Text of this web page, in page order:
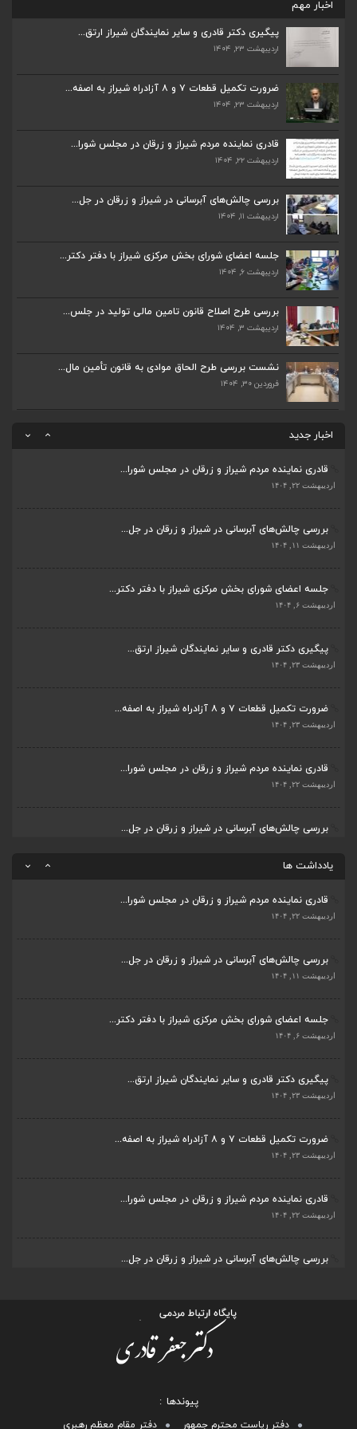
اخبار مهم
پیگیری دکتر قادری و سایر نمایندگان شیراز ارتق...
اردیبهشت ۲۳, ۱۴۰۴
ضرورت تکمیل قطعات ۷ و ۸ آزادراه شیراز به اصفه...
اردیبهشت ۲۳, ۱۴۰۴
قادری نماینده مردم شیراز و زرقان در مجلس شورا...
اردیبهشت ۲۲, ۱۴۰۴
بررسی چالش‌های آبرسانی در شیراز و زرقان در جل...
اردیبهشت ۱۱, ۱۴۰۴
جلسه اعضای شورای بخش مرکزی شیراز با دفتر دکتر...
اردیبهشت ۶, ۱۴۰۴
بررسی طرح اصلاح قانون تامین مالی تولید در جلس...
اردیبهشت ۳, ۱۴۰۴
نشست بررسی طرح الحاق موادی به قانون تأمین مال...
فروردین ۳۰, ۱۴۰۴
اخبار جدید
ضرورت تکمیل قطعات ۷ و ۸ آزادراه شیراز به اصفه...
قادری نماینده مردم شیراز و زرقان در مجلس شورا...
بررسی چالش‌های آبرسانی در شیراز و زرقان در جل...
جلسه اعضای شورای بخش مرکزی شیراز با دفتر دکتر...
اردیبهشت ۶, ۱۴۰۴
پیگیری دکتر قادری و سایر نمایندگان شیراز ارتق...
اردیبهشت ۲۳, ۱۴۰۴
قادری نماینده مردم شیراز و زرقان در مجلس شورا...
اردیبهشت ۲۲, ۱۴۰۴
بررسی چالش‌های آبرسانی در شیراز و زرقان در جل...
اردیبهشت ۱۱, ۱۴۰۴
جلسه اعضای شورای بخش مرکزی شیراز با دفتر دکتر...
اردیبهشت ۶, ۱۴۰۴
پیگیری دکتر قادری و سایر نمایندگان شیراز ارتق...
اردیبهشت ۲۳, ۱۴۰۴
ضرورت تکمیل قطعات ۷ و ۸ آزادراه شیراز به اصفه...
اردیبهشت ۲۳, ۱۴۰۴
قادری نماینده مردم شیراز و زرقان در مجلس شورا...
اردیبهشت ۲۲, ۱۴۰۴
بررسی چالش‌های آبرسانی در شیراز و زرقان در جل...
یادداشت ها
ضرورت تکمیل قطعات ۷ و ۸ آزادراه شیراز به اصفه...
قادری نماینده مردم شیراز و زرقان در مجلس شورا...
بررسی چالش‌های آبرسانی در شیراز و زرقان در جل...
جلسه اعضای شورای بخش مرکزی شیراز با دفتر دکتر...
پیگیری دکتر قادری و سایر نمایندگان شیراز ارتق...
قادری نماینده مردم شیراز و زرقان در مجلس شورا...
اردیبهشت ۲۲, ۱۴۰۴
بررسی چالش‌های آبرسانی در شیراز و زرقان در جل...
اردیبهشت ۱۱, ۱۴۰۴
جلسه اعضای شورای بخش مرکزی شیراز با دفتر دکتر...
اردیبهشت ۶, ۱۴۰۴
پیگیری دکتر قادری و سایر نمایندگان شیراز ارتق...
اردیبهشت ۲۳, ۱۴۰۴
ضرورت تکمیل قطعات ۷ و ۸ آزادراه شیراز به اصفه...
اردیبهشت ۲۳, ۱۴۰۴
قادری نماینده مردم شیراز و زرقان در مجلس شورا...
اردیبهشت ۲۲, ۱۴۰۴
بررسی چالش‌های آبرسانی در شیراز و زرقان در جل...
پیوندها
دفتر ریاست محترم جمهور دفتر مقام معظم رهبری